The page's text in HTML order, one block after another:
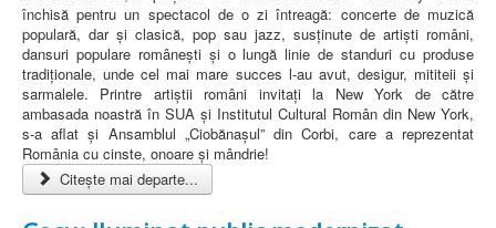
închisă pentru un spectacol de o zi întreagă: concerte de muzică
populară, dar și clasică, pop sau jazz, susținute de artiști români,
dansuri populare românești și o lungă linie de standuri cu produse
tradiționale, unde cel mai mare succes l-au avut, desigur, mititeii și
sarmalele. Printre artiștii români invitați la New York de către
ambasada noastră în SUA și Institutul Cultural Român din New York,
s-a aflat și Ansamblul „Ciobănașul” din Corbi, care a reprezentat
România cu cinste, onoare și mândrie!
Citește mai departe...